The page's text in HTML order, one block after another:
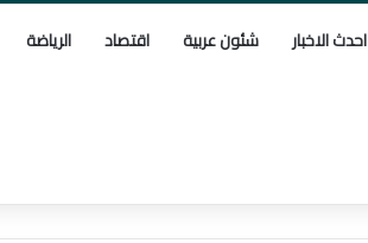
احدث الاخبار شئون عربية اقتصاد الرياضة